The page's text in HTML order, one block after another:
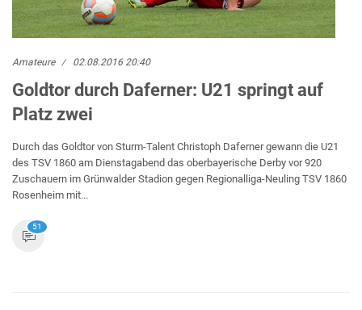
Amateure 02.08.2016 20:40
Goldtor durch Daferner: U21 springt auf
Platz zwei
Durch das Goldtor von Sturm-Talent Christoph Daferner gewann die U21
des TSV 1860 am Dienstagabend das oberbayerische Derby vor 920
Zuschauern im Grünwalder Stadion gegen Regionalliga-Neuling TSV 1860
Rosenheim mit...
51